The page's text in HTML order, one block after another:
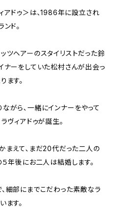
ドゥ＞は、1986年に設立され
ド。
ツヘアーのスタイリストだった鈴
ナーをしていた松村さんが出会っ
ます。
がら、一緒にインナーをやって
ヴィアドゥが誕生。
まえて、まだ20代だった二人の
５年後にお二人は結婚します。
細部にまでこだわった素敵なラ
ます。